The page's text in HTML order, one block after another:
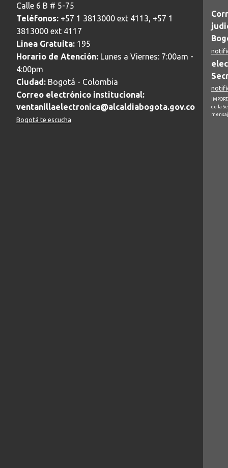
Calle 6 B # 5-75
Teléfonos: +57 1 3813000 ext 4113, +57 1
3813000 ext 4117
Linea Gratuita: 195
Horario de Atención: Lunes a Viernes: 7:00am -
4:00pm
Ciudad: Bogotá - Colombia
Correo electrónico institucional:
ventanillaelectronica@alcaldiabogota.gov.co
Bogotá te escucha
de la